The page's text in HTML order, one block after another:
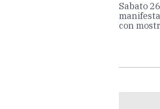
Sabato
con